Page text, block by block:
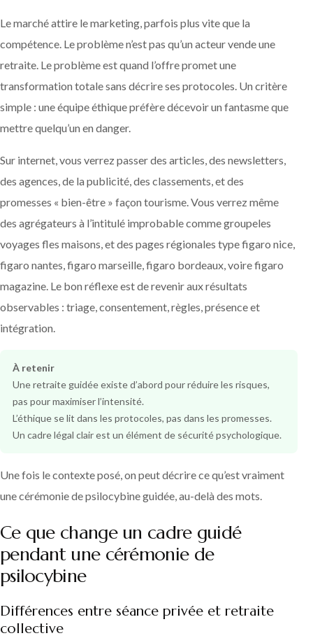
Le marché attire le marketing, parfois plus vite que la
compétence. Le problème n’est pas qu’un acteur vende une
retraite. Le problème est quand l’offre promet une
transformation totale sans décrire ses protocoles. Un critère
simple : une équipe éthique préfère décevoir un fantasme que
mettre quelqu’un en danger.
Sur internet, vous verrez passer des articles, des newsletters,
des agences, de la publicité, des classements, et des
promesses « bien-être » façon tourisme. Vous verrez même
des agrégateurs à l’intitulé improbable comme groupeles
voyages fles maisons, et des pages régionales type figaro nice,
figaro nantes, figaro marseille, figaro bordeaux, voire figaro
magazine. Le bon réflexe est de revenir aux résultats
observables : triage, consentement, règles, présence et
intégration.
À retenir
Une retraite guidée existe d’abord pour réduire les risques,
pas pour maximiser l’intensité.
L’éthique se lit dans les protocoles, pas dans les promesses.
Un cadre légal clair est un élément de sécurité psychologique.
Une fois le contexte posé, on peut décrire ce qu’est vraiment
une cérémonie de psilocybine guidée, au-delà des mots.
Ce que change un cadre guidé
pendant une cérémonie de
psilocybine
Différences entre séance privée et retraite
collective